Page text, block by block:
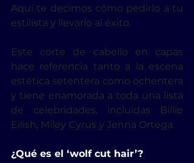
Aquí te decimos cómo pedirlo a tu
estilista y llevarlo al éxito.
Este corte de cabello en capas
hace referencia tanto a la escena
estética setentera como ochentera
y tiene enamorada a toda una lista
de celebridades, incluidas
Billie
Eilish , Miley Cyrus y Jenna Ortega.
¿Qué es el ‘wolf cut hair’?